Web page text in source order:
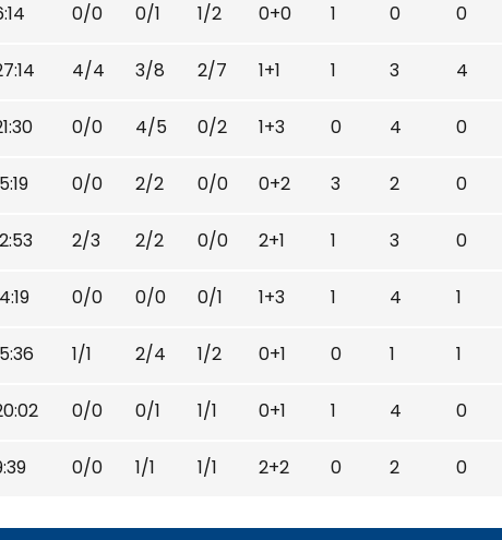
0/0 0/1 1/2 0+0 1 0 0
4/4 3/8 2/7 1+1 1 3 4
0/0 4/5 0/2 1+3 0 4 0
0/0 2/2 0/0 0+2 3 2 0
2/3 2/2 0/0 2+1 1 3 0
0/0 0/0 0/1 1+3 1 4 1
1/1 2/4 1/2 0+1 0 1 1
0/0 0/1 1/1 0+1 1 4 0
0/0 1/1 1/1 2+2 0 2 0